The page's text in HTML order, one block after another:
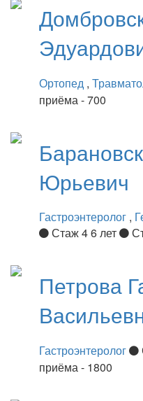
Ортопед ,
приёма - 700
Юрьевич
Гастроэнтеролог ,
Стаж 4 6 лет
Петрова
Гастроэнтеролог
приёма - 1800